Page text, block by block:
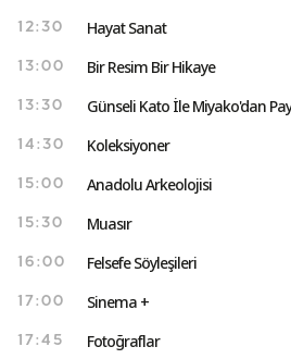
12:30 Hayat Sanat
13:00 Bir Resim Bir Hikaye
13:30 Günseli Kato İle Miyako'dan
14:30 Koleksiyoner
15:00 Anadolu Arkeolojisi
15:30 Muasır
16:00 Felsefe Söyleşileri
17:00 Sinema +
17:45 Fotoğraflar